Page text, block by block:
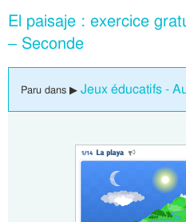
El paisaje : exercice
– Seconde
Paru dans ▶ Jeux éducatifs -